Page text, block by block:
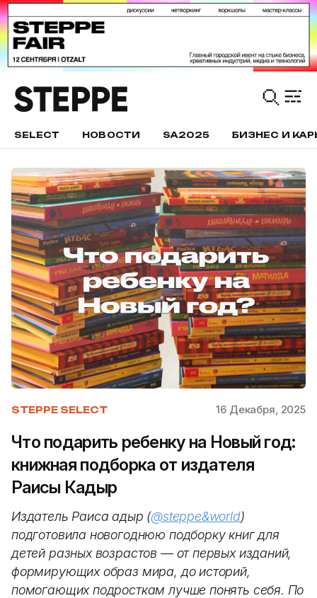
SELECT НОВОСТИ SA2025 БИЗНЕС И
STEPPE SELECT 16 Декабря, 2025
Что подарить ребенку на Новый год:
книжная подборка от издателя
Раисы Кадыр
Издатель Раиса Қадыр (@steppe&world)
подготовила новогоднюю подборку книг для
детей разных возрастов — от первых изданий,
формирующих образ мира, до историй,
помогающих подросткам лучше понять себя. По